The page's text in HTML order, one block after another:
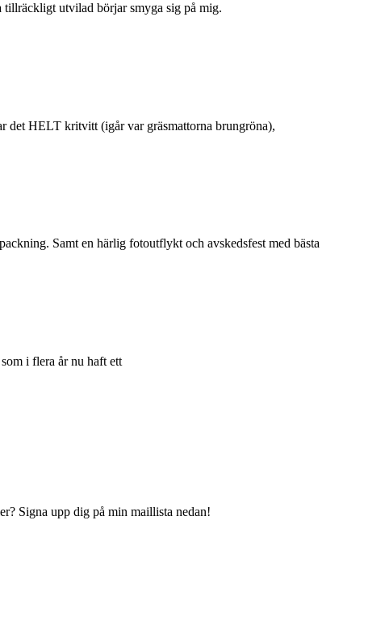
tillräckligt utvilad börjar smyga sig på mig.
det HELT kritvitt (igår var gräsmattorna brungröna),
Samt en härlig fotoutflykt och avskedsfest med bästa
i flera år nu haft ett
Signa upp dig på min maillista nedan!